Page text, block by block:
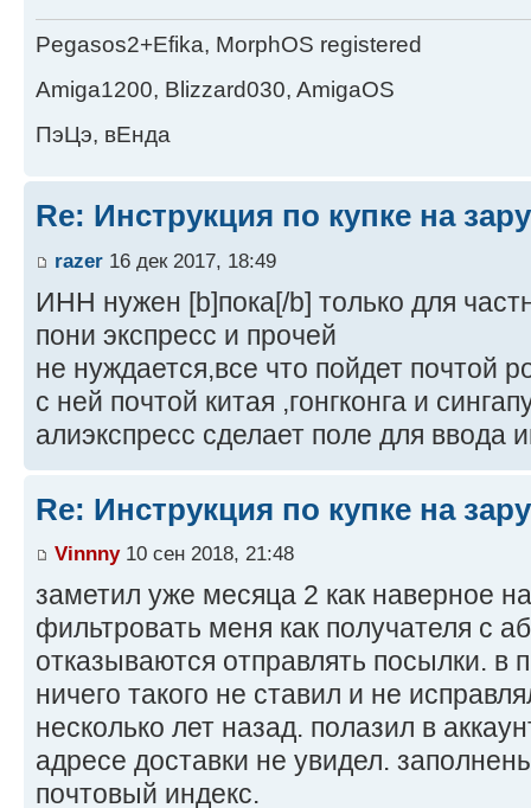
Pegasos2+Efika, MorphOS registered
Amiga1200, Blizzard030, AmigaOS
ПэЦэ, вЕнда
Re: Инструкция по купке на
razer 16 дек 2017, 18:49
ИНН нужен [b]пока[/b] только для
пони экспресс и прочей
не нуждается,все что пойдет почтой
с ней почтой китая ,гонгконга и
алиэкспресс сделает поле для ввода
Re: Инструкция по купке на
Vinnny10 сен 2018, 21:48
заметил уже месяца 2 как наверное
фильтровать меня как получателя с
отказываются отправлять посылки. в
ничего такого не ставил и не
несколько лет назад. полазил в
адресе доставки не увидел.
почтовый индекс.